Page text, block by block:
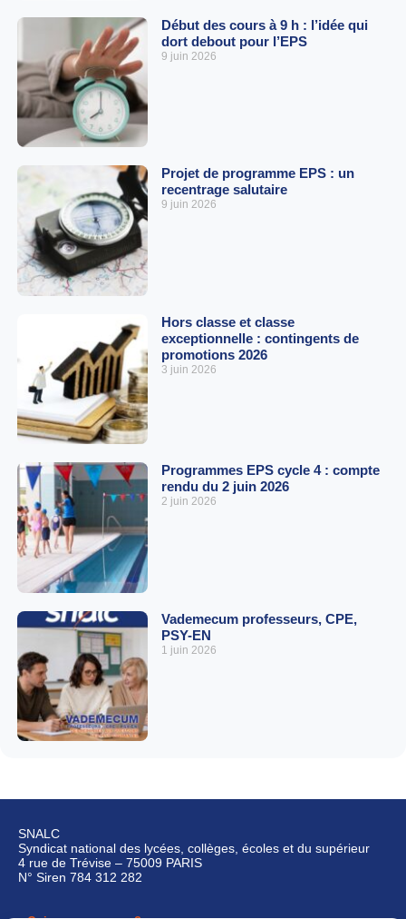
Début des cours à 9 h : l’idée qui
dort debout pour l’EPS
9 juin 2026
Projet de programme EPS : un
recentrage salutaire
9 juin 2026
Hors classe et classe
exceptionnelle : contingents de
promotions 2026
3 juin 2026
Programmes EPS cycle 4 : compte
rendu du 2 juin 2026
2 juin 2026
Vademecum professeurs, CPE,
PSY-EN
1 juin 2026
SNALC
Syndicat national des lycées, collèges, écoles et du supérieur
4 rue de Trévise – 75009 PARIS
N° Siren 784 312 282